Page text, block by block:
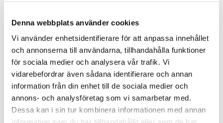
Denna webbplats använder cookies
Vi använder enhetsidentifierare för att anpassa innehållet
och annonserna till användarna, tillhandahålla funktioner
för sociala medier och analysera vår trafik. Vi
vidarebefordrar även sådana identifierare och annan
information från din enhet till de sociala medier och
annons- och analysföretag som vi samarbetar med.
Dessa kan i sin tur kombinera informationen med annan
Card Holder Silicone Case